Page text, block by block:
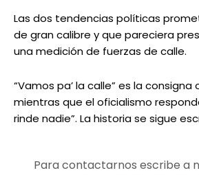
Las dos tendencias políticas
de gran calibre y que pareciera
una medición de fuerzas de calle.
“Vamos pa’ la calle” es la consigna
mientras que el oficialismo
rinde nadie”. La historia se sigue
Para contactarnos escribe a